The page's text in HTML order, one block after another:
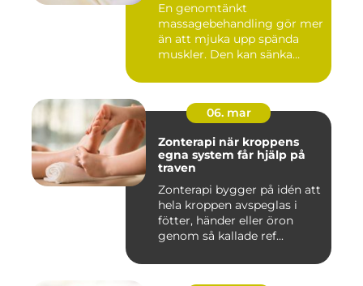
En genomtänkt
massagebehandling gör mer
än att mjuka upp spända
muskler. Den kan sänka
06. mar
Zonterapi när kroppens
egna system får hjälp på
traven
Zonterapi bygger på idén att
hela kroppen avspeglas i
fötter, händer eller öron
genom så kallade ref...